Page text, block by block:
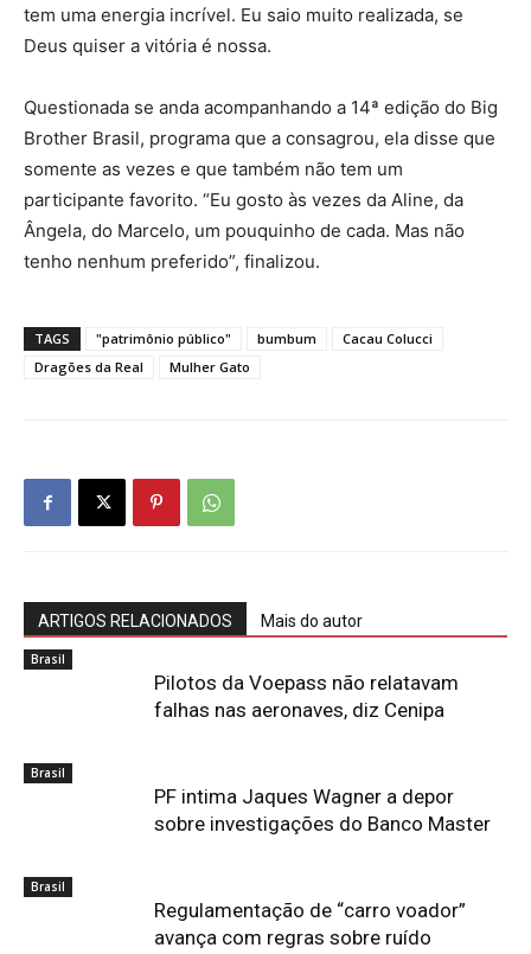
tem uma energia incrível. Eu saio muito realizada, se
Deus quiser a vitória é nossa.
Questionada se anda acompanhando a 14ª edição do Big
Brother Brasil, programa que a consagrou, ela disse que
somente as vezes e que também não tem um
participante favorito. “Eu gosto às vezes da Aline, da
Ângela, do Marcelo, um pouquinho de cada. Mas não
tenho nenhum preferido”, finalizou.
TAGS "patrimônio público" bumbum
Cacau Colucci
Dragões da Real
Mulher Gato
ARTIGOS RELACIONADOS Mais do autor
Brasil
Pilotos da Voepass não relatavam
falhas nas aeronaves, diz Cenipa
Brasil
PF intima Jaques Wagner a depor
sobre investigações do Banco Master
Brasil
Regulamentação de “carro voador”
avança com regras sobre ruído